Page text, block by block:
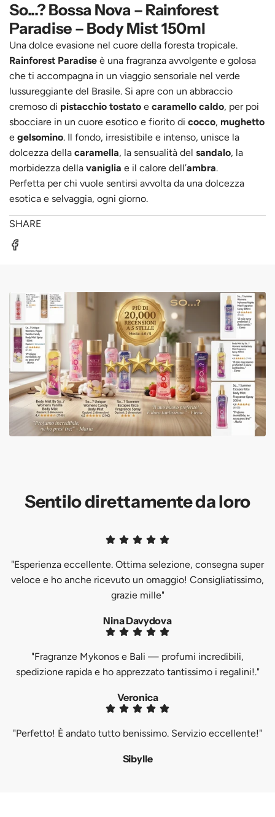
So...? Bossa Nova – Rainforest
Paradise – Body Mist 150ml
Una dolce evasione nel cuore della foresta tropicale.
Rainforest Paradise è una fragranza avvolgente e golosa
che ti accompagna in un viaggio sensoriale nel verde
lussureggiante del Brasile. Si apre con un abbraccio
cremoso di pistacchio tostato e caramello caldo, per poi
sbocciare in un cuore esotico e fiorito di cocco, mughetto
e gelsomino. Il fondo, irresistibile e intenso, unisce la
dolcezza della caramella, la sensualità del sandalo, la
morbidezza della vaniglia e il calore dell’ambra.
Perfetta per chi vuole sentirsi avvolta da una dolcezza
esotica e selvaggia, ogni giorno.
SHARE
Sentilo direttamente da loro
"Esperienza eccellente. Ottima selezione, consegna super
veloce e ho anche ricevuto un omaggio! Consigliatissimo,
grazie mille"
Nina Davydova
"Fragranze Mykonos e Bali — profumi incredibili,
spedizione rapida e ho apprezzato tantissimo i regalini!."
Veronica
"Perfetto! È andato tutto benissimo. Servizio eccellente!"
Sibylle